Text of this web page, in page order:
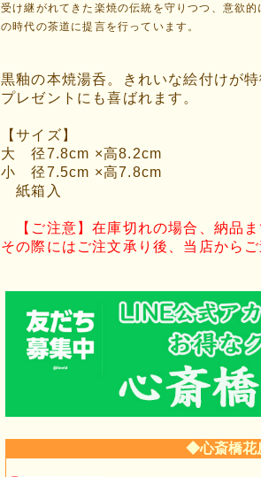
受け継がれてきた楽焼の伝統を守りつつ、意欲的
の時代の茶道に提言を行っています。
黒釉の本焼湯呑。きれいな絵付けが特
プレゼントにも喜ばれます。
【サイズ】
大 径7.8cm ×高8.2cm
小 径7.5cm ×高7.8cm
紙箱入
【ご注意】在庫切れの場合、納品
その際にはご注文承り後、当店からご
◆心斎橋花